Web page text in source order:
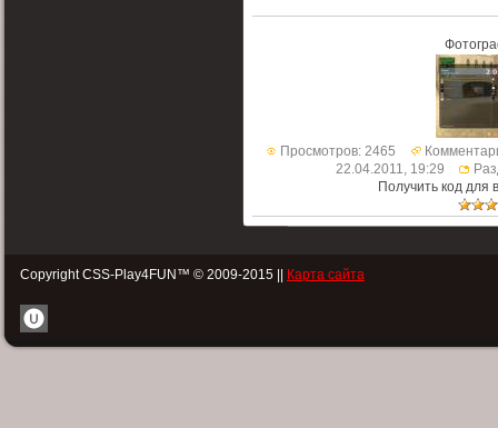
Просмотров: 2465
22.04.2011, 19:29
Получить код для
Copyright CSS-Play4FUN™ © 2009-2015 || Карта сайта